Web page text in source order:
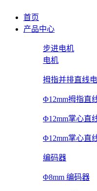
首页
产品中心
步进电机
电机
拇指并排直线
Φ12mm拇指直
Φ12mm掌心直
Φ12mm掌心直
编码器
Φ8mm 编码器